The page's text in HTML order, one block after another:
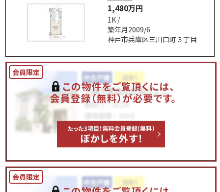
1,480万円
1K /
築年月2009/6
神戸市兵庫区三川口町３丁目